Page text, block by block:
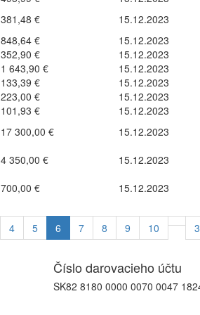
381,48 €
15.12.2023
848,64 €
15.12.2023
352,90 €
15.12.2023
1 643,90 €
15.12.2023
133,39 €
15.12.2023
223,00 €
15.12.2023
101,93 €
15.12.2023
17 300,00 €
15.12.2023
4 350,00 €
15.12.2023
700,00 € 15.12.2023
4 5 6 7 8 9 10
Číslo darovacieho účtu
SK82 8180 0000 0070 0047